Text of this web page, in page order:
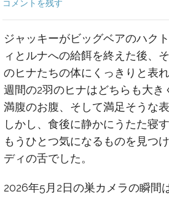
コメントを残す
ジャッキーがビッグベアのハク
ィとルナへの給餌を終えた後、
のヒナたちの体にくっきりと表
週間の2羽のヒナはどちらも大き
満腹のお腹、そして満足そうな
しかし、食後に静かにうたた寝
もうひとつ気になるものを見つ
ディの舌でした。
2026年5月2日の巣カメラの瞬間